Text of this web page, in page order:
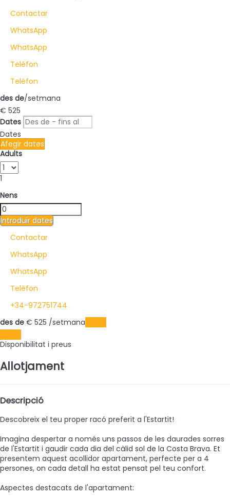
Contactar
WhatsApp
WhatsApp
Telèfon
Telèfon
des de/setmana
€ 525
Dates
Dates
Afegir dates
Adults
1
Nens
Introduïr dates
Contactar
WhatsApp
WhatsApp
Telèfon
+34-972751744
des de € 525 /setmana
Disponibilitat i preus
Allotjament
Descripció
Descobreix el teu proper racó preferit a l'Estartit!
Imagina despertar a només uns passos de les daurades sorres
de l'Estartit i gaudir cada dia del càlid sol de la Costa Brava. Et
presentem aquest acollidor apartament, perfecte per a 4
persones, on cada detall ha estat pensat pel teu confort.
Aspectes destacats de l'apartament: